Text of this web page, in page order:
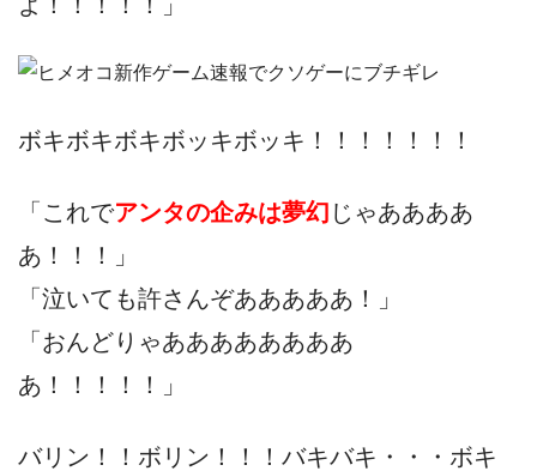
ボキボキボキボッキボッキ！！！！！！！
「これでアンタの企みは夢幻 じゃああああ
あ！！！」
「泣いても許さんぞあああああ！」
「おんどりゃああああああああ
あ！！！！！」
バリン！！ボリン！！！バキバキ・・・ボキ